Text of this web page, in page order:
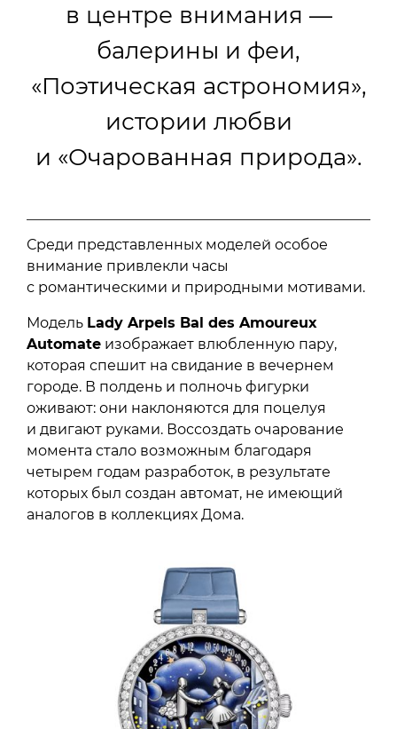
в центре внимания —
балерины и феи,
«Поэтическая астрономия»,
истории любви
и «Очарованная природа».
Среди представленных моделей особое
внимание привлекли часы
с романтическими и природными мотивами.
Модель Lady Arpels Bal des Amoureux
Automate изображает влюбленную пару,
которая спешит на свидание в вечернем
городе. В полдень и полночь фигурки
оживают: они наклоняются для поцелуя
и двигают руками. Воссоздать очарование
момента стало возможным благодаря
четырем годам разработок, в результате
которых был создан автомат, не имеющий
аналогов в коллекциях Дома.